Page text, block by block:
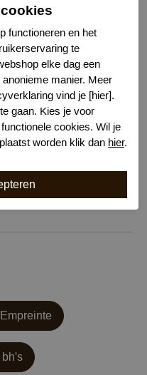
met beugel
onder wit
functioneren en het
te
elke dag een
manier. Meer
vind je [hier].
gaan. Kies je voor
cookies. Wil je
worden klik dan hier.